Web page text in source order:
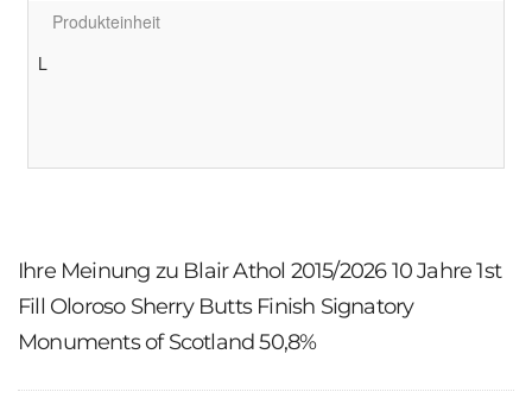
Produkteinheit
L
Ihre Meinung zu Blair Athol 2015/2026 10 Jahre 1st
Fill Oloroso Sherry Butts Finish Signatory
Monuments of Scotland 50,8%